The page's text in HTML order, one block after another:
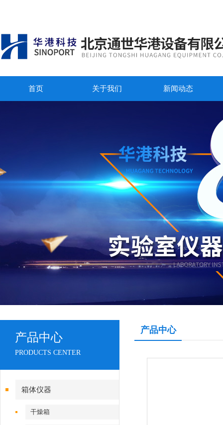
首页 关于我们 新闻动态
产品中心
PRODUCTS CENTER
箱体仪器
干燥箱
产品中心